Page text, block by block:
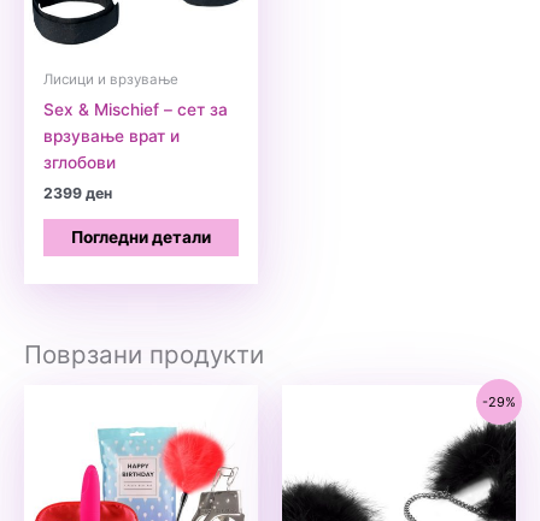
Лисици и врзување
Sex & Mischief – сет за
врзување врат и
зглобови
2399ден
Погледни детали
Поврзани продукти
-29%